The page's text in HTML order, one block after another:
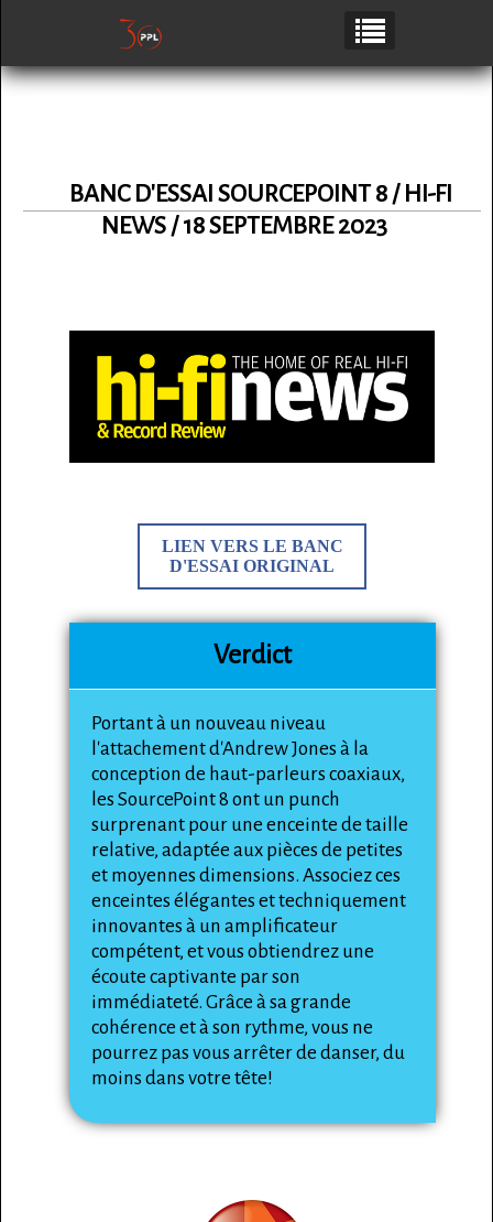
BANC D'ESSAI SOURCEPOINT 8 / HI-FI
NEWS / 18 SEPTEMBRE 2023
LIEN VERS LE BANC
D'ESSAI ORIGINAL
Verdict
Portant à un nouveau niveau
l'attachement d'Andrew Jones à la
conception de haut-parleurs coaxiaux,
les SourcePoint 8 ont un punch
surprenant pour une enceinte de taille
relative, adaptée aux pièces de petites
et moyennes dimensions. Associez ces
enceintes élégantes et techniquement
innovantes à un amplificateur
compétent, et vous obtiendrez une
écoute captivante par son
immédiateté. Grâce à sa grande
cohérence et à son rythme, vous ne
pourrez pas vous arrêter de danser, du
moins dans votre tête!